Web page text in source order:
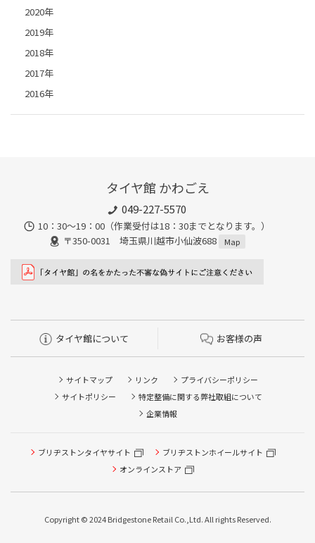
2020年
2019年
2018年
2017年
2016年
タイヤ館 かわごえ
049-227-5570
10：30～19：00（作業受付は18：30までとなります。）
〒350-0031 埼玉県川越市小仙波688
Map
タイヤ館について お客様の声
サイトマップ リンク
プライバシーポリシー
サイトポリシー
特定整備に関する弊社取組について
企業情報
ブリヂストンタイヤサイト
ブリヂストンホイールサイト
オンラインストア
Copyright © 2024 Bridgestone Retail Co.,Ltd. All rights Reserved.
タイヤ点検・安全点検/タイヤ履き替え/オイル交換/その他
ピット作業の予約
本日のタイヤ履き替え順番待ち予約 ※クローク契約会員の